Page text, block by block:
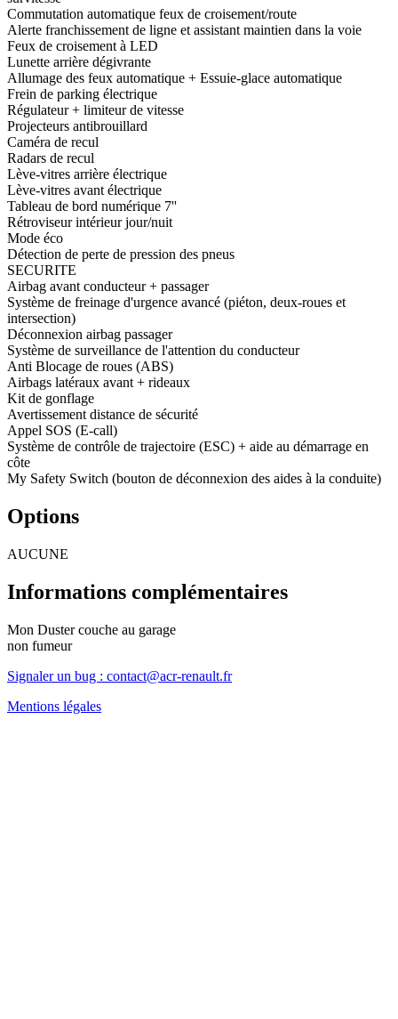
Commutation automatique feux de croisement/route
Alerte franchissement de ligne et assistant maintien dans la voie
Feux de croisement à LED
Lunette arrière dégivrante
Allumage des feux automatique + Essuie-glace automatique
Frein de parking électrique
Régulateur + limiteur de vitesse
Projecteurs antibrouillard
Caméra de recul
Radars de recul
Lève-vitres arrière électrique
Lève-vitres avant électrique
Tableau de bord numérique 7''
Rétroviseur intérieur jour/nuit
Mode éco
Détection de perte de pression des pneus
SECURITE
Airbag avant conducteur + passager
Système de freinage d'urgence avancé (piéton, deux-roues et
intersection)
Déconnexion airbag passager
Système de surveillance de l'attention du conducteur
Anti Blocage de roues (ABS)
Airbags latéraux avant + rideaux
Kit de gonflage
Avertissement distance de sécurité
Appel SOS (E-call)
Système de contrôle de trajectoire (ESC) + aide au démarrage en
côte
My Safety Switch (bouton de déconnexion des aides à la conduite)
Options
AUCUNE
Informations complémentaires
Mon Duster couche au garage
non fumeur
Signaler un bug : contact@acr-renault.fr
Mentions légales